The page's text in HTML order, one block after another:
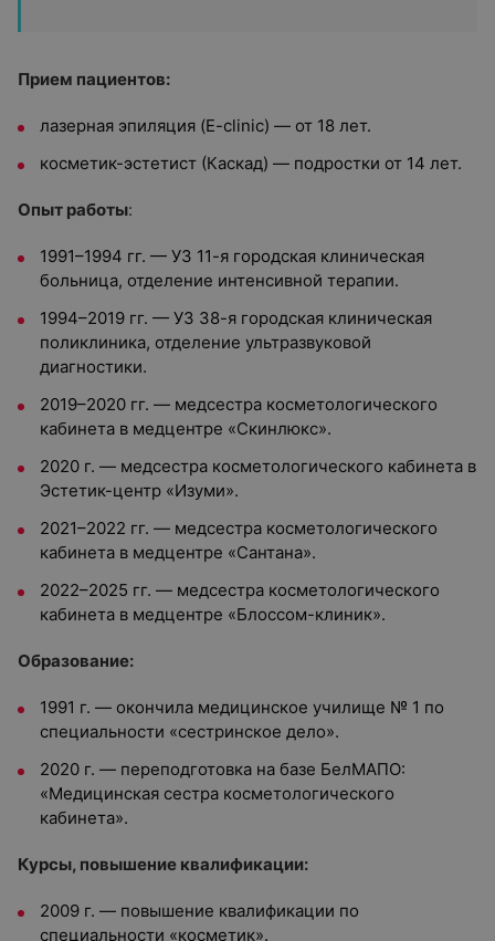
Прием пациентов:
лазерная эпиляция (E-clinic) — от 18 лет.
косметик-эстетист (Каскад) — подростки от 14 лет.
Опыт работы:
1991–1994 гг. — УЗ 11-я городская клиническая
больница, отделение интенсивной терапии.
1994–2019 гг. — УЗ 38-я городская клиническая
поликлиника, отделение ультразвуковой
диагностики.
2019–2020 гг. — медсестра косметологического
кабинета в медцентре «Скинлюкс».
2020 г. — медсестра косметологического кабинета в
Эстетик-центр «Изуми».
2021–2022 гг. — медсестра косметологического
кабинета в медцентре «Сантана».
2022–2025 гг. — медсестра косметологического
кабинета в медцентре «Блоссом-клиник».
Образование:
1991 г. — окончила медицинское училище № 1 по
специальности «сестринское дело».
2020 г. — переподготовка на базе БелМАПО:
«Медицинская сестра косметологического
кабинета».
Курсы, повышение квалификации:
2009 г. — повышение квалификации по
специальности «косметик».